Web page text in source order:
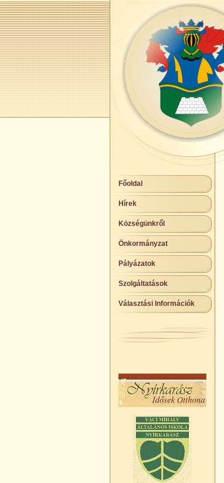
Főoldal
Hírek
Községünkről
Önkormányzat
Pályázatok
Szolgáltatások
Választási Információk